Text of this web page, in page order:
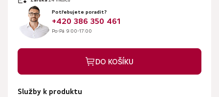
Potřebujete poradit?
+420 386 350 461
Po-Pá 9:00-17:00
DO KOŠÍKU
Služby k produktu